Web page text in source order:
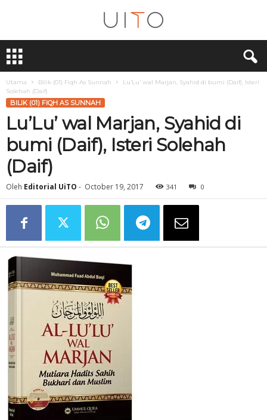
T
Utama Bilik (01) Fiqh As Sunnah
Lu’Lu’ wal Marjan, Syahid di bumi (Daif), Isteri
Solehah (Daif)
BILIK (01) FIQH AS SUNNAH
Lu’Lu’ wal Marjan, Syahid di
bumi (Daif), Isteri Solehah
(Daif)
Oleh Editorial UiTO - October 19, 2017 341 0